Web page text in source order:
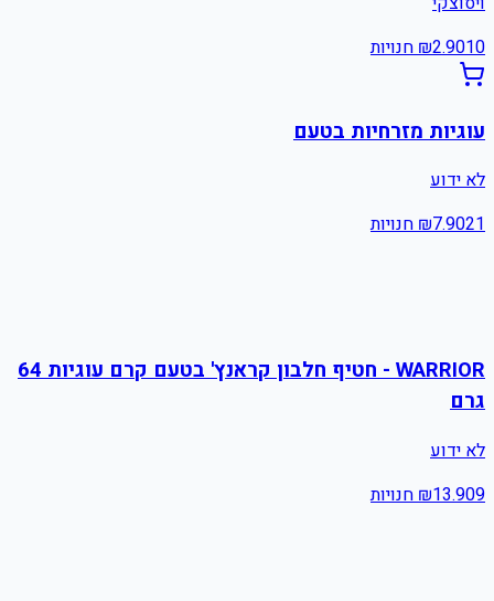
₪2.9010 חנויות
עוגיות מזרחיות בטעם
לא ידוע
₪7.9021 חנויות
WARRIOR - חטיף חלבון קראנץ' בטעם קרם עוגיות 64
גרם
לא ידוע
₪13.909 חנויות